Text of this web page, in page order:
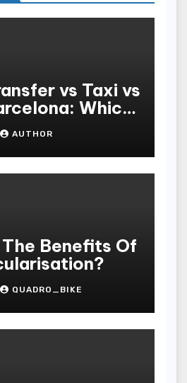
vs Taxi vs
Which
AUTHOR
Benefits Of
QUADRO_BIKE